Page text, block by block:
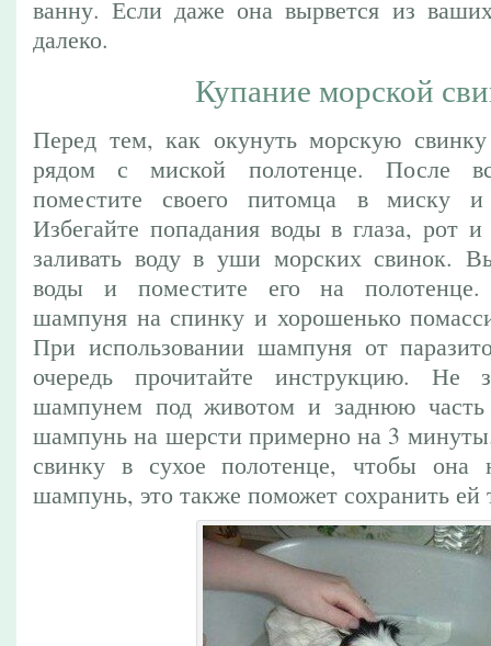
ванну. Если даже она вырвется из
далеко.
Купание морской
Перед тем, как окунуть морскую свинку
рядом с миской полотенце. После
поместите своего питомца в миску
Избегайте попадания воды в глаза, рот
заливать воду в уши морских свинок.
воды и поместите его на полотенце.
шампуня на спинку и хорошенько
При использовании шампуня от
очередь прочитайте инструкцию. Не
шампунем под животом и заднюю часть
шампунь на шерсти примерно на 3
свинку в сухое полотенце, чтобы она
шампунь, это также поможет сохранить ей